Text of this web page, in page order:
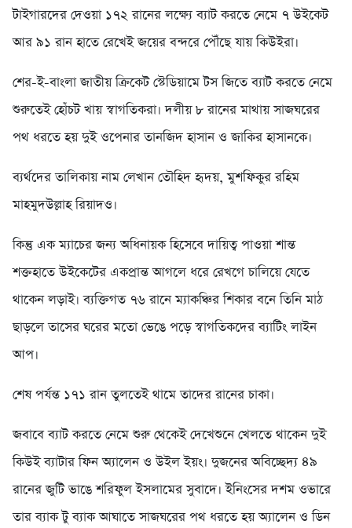
টাইগারদের দেওয়া ১৭২ রানের লক্ষ্যে ব্যাট করতে নেমে ৭ উইকেট
আর ৯১ রান হাতে রেখেই জয়ের বন্দরে পৌঁছে যায় কিউইরা।
শের-ই-বাংলা জাতীয় ক্রিকেট স্টেডিয়ামে টস জিতে ব্যাট করতে নেমে
শুরুতেই হোঁচট খায় স্বাগতিকরা। দলীয় ৮ রানের মাথায় সাজঘরের
পথ ধরতে হয় দুই ওপেনার তানজিদ হাসান ও জাকির হাসানকে।
ব্যর্থদের তালিকায় নাম লেখান তৌহিদ হৃদয়, মুশফিকুর রহিম
মাহমুদউল্লাহ রিয়াদও।
কিন্তু এক ম্যাচের জন্য অধিনায়ক হিসেবে দায়িত্ব পাওয়া শান্ত
শক্তহাতে উইকেটের একপ্রান্ত আগলে ধরে রেখগে চালিয়ে যেতে
থাকেন লড়াই। ব্যক্তিগত ৭৬ রানে ম্যাকঞ্চির শিকার বনে তিনি মাঠ
ছাড়লে তাসের ঘরের মতো ভেঙে পড়ে স্বাগতিকদের ব্যাটিং লাইন
আপ।
শেষ পর্যন্ত ১৭১ রান তুলতেই থামে তাদের রানের চাকা।
জবাবে ব্যাট করতে নেমে শুরু থেকেই দেখেশুনে খেলতে থাকেন দুই
কিউই ব্যাটার ফিন অ্যালেন ও উইল ইয়ং। দুজনের অবিচ্ছেদ্য ৪৯
রানের জুটি ভাঙে শরিফুল ইসলামের সুবাদে। ইনিংসের দশম ওভারে
তার ব্যাক টু ব্যাক আঘাতে সাজঘরের পথ ধরতে হয় অ্যালেন ও ডিন